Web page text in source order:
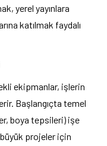
yerel yayınlara
katılmak faydalı
ekipmanlar, işlerin
Başlangıçta temel
boya tepsileri) işe
projeler için